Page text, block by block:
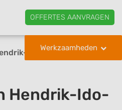
OFFERTES AANVRAGEN
Werkzaamheden
Ido-Ambacht
Hendrik-Ido-